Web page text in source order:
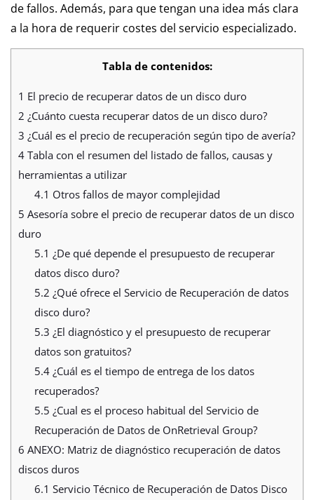
de fallos. Además, para que tengan una idea más clara
a la hora de requerir costes del servicio especializado.
Tabla de contenidos:
1 El precio de recuperar datos de un disco duro
2 ¿Cuánto cuesta recuperar datos de un disco duro?
3 ¿Cuál es el precio de recuperación según tipo de avería?
4 Tabla con el resumen del listado de fallos, causas y
herramientas a utilizar
4.1 Otros fallos de mayor complejidad
5 Asesoría sobre el precio de recuperar datos de un disco
duro
5.1 ¿De qué depende el presupuesto de recuperar
datos disco duro?
5.2 ¿Qué ofrece el Servicio de Recuperación de datos
disco duro?
5.3 ¿El diagnóstico y el presupuesto de recuperar
datos son gratuitos?
5.4¿Cuál es el tiempo de entrega de los datos
recuperados?
5.5 ¿Cual es el proceso habitual del Servicio de
Recuperación de Datos de OnRetrieval Group?
6 ANEXO: Matriz de diagnóstico recuperación de datos
discos duros
6.1 Servicio Técnico de Recuperación de Datos Disco